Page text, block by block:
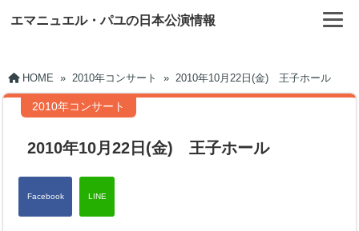
エマニュエル・パユの日本公演情報
HOME » 2010年コンサート » 2010年10月22日(金) 王子ホール
2010年コンサート
2010年10月22日(金) 王子ホール